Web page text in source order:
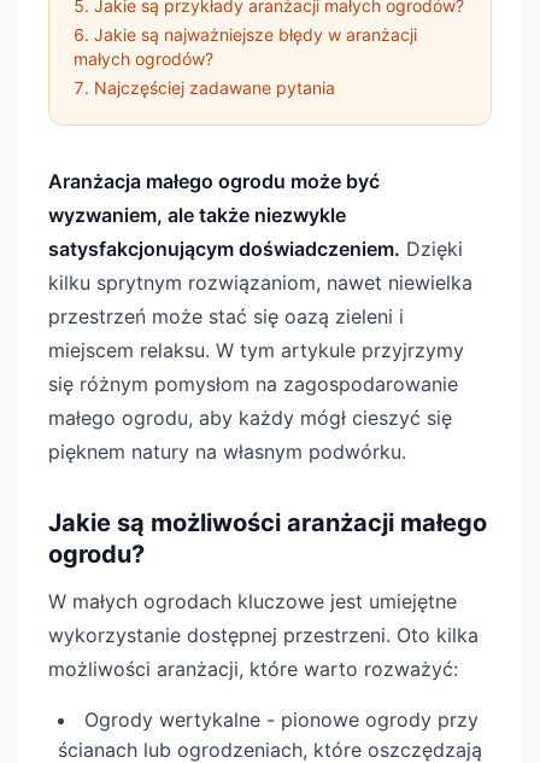
Jakie są przykłady aranżacji małych ogrodów?
Jakie są najważniejsze błędy w aranżacji
małych ogrodów?
Najczęściej zadawane pytania
Aranżacja małego ogrodu może być
wyzwaniem, ale także niezwykle
satysfakcjonującym doświadczeniem. Dzięki
kilku sprytnym rozwiązaniom, nawet niewielka
przestrzeń może stać się oazą zieleni i
miejscem relaksu. W tym artykule przyjrzymy
się różnym pomysłom na zagospodarowanie
małego ogrodu, aby każdy mógł cieszyć się
pięknem natury na własnym podwórku.
Jakie są możliwości aranżacji małego
ogrodu?
W małych ogrodach kluczowe jest umiejętne
wykorzystanie dostępnej przestrzeni. Oto kilka
możliwości aranżacji, które warto rozważyć:
Ogrody wertykalne - pionowe ogrody przy
ścianach lub ogrodzeniach, które oszczędzają